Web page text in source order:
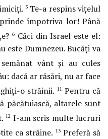
5Te-a respins viţelul
împotriva lor! Până
6Căci din Israel este el:
este Dumnezeu. Bucăţi va
vânt şi au cules
dacă ar răsări, nu ar face
o străinii. 11 Pentru că
păcătuiască, altarele sunt
12 I-am scris multe lucruri
ca străine. 13Preferă să